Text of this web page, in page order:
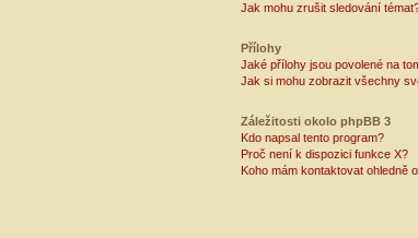
Jak mohu zrušit sledování
Přílohy
Jaké přílohy jsou povolené na
Jak si mohu zobrazit všechny
Záležitosti okolo phpBB 3
Kdo napsal tento program?
Proč není k dispozici funkce X?
Koho mám kontaktovat ohledně